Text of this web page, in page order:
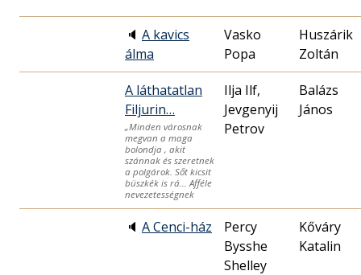
🔈 A kavics
álma
Vasko
Popa
Huszárik
Zoltán
A láthatatlan
Filjurin…
„Minden városnak
megvan a maga
bolondja , akit
szánnak és szeretnek
a polgárok. Sőt kicsit
büszkék is rá… Afféle
nevezetességnek
Ilja Ilf,
Jevgenyij
Petrov
Balázs
János
🔈 A Cenci-ház
Percy
Bysshe
Shelley
Kőváry
Katalin